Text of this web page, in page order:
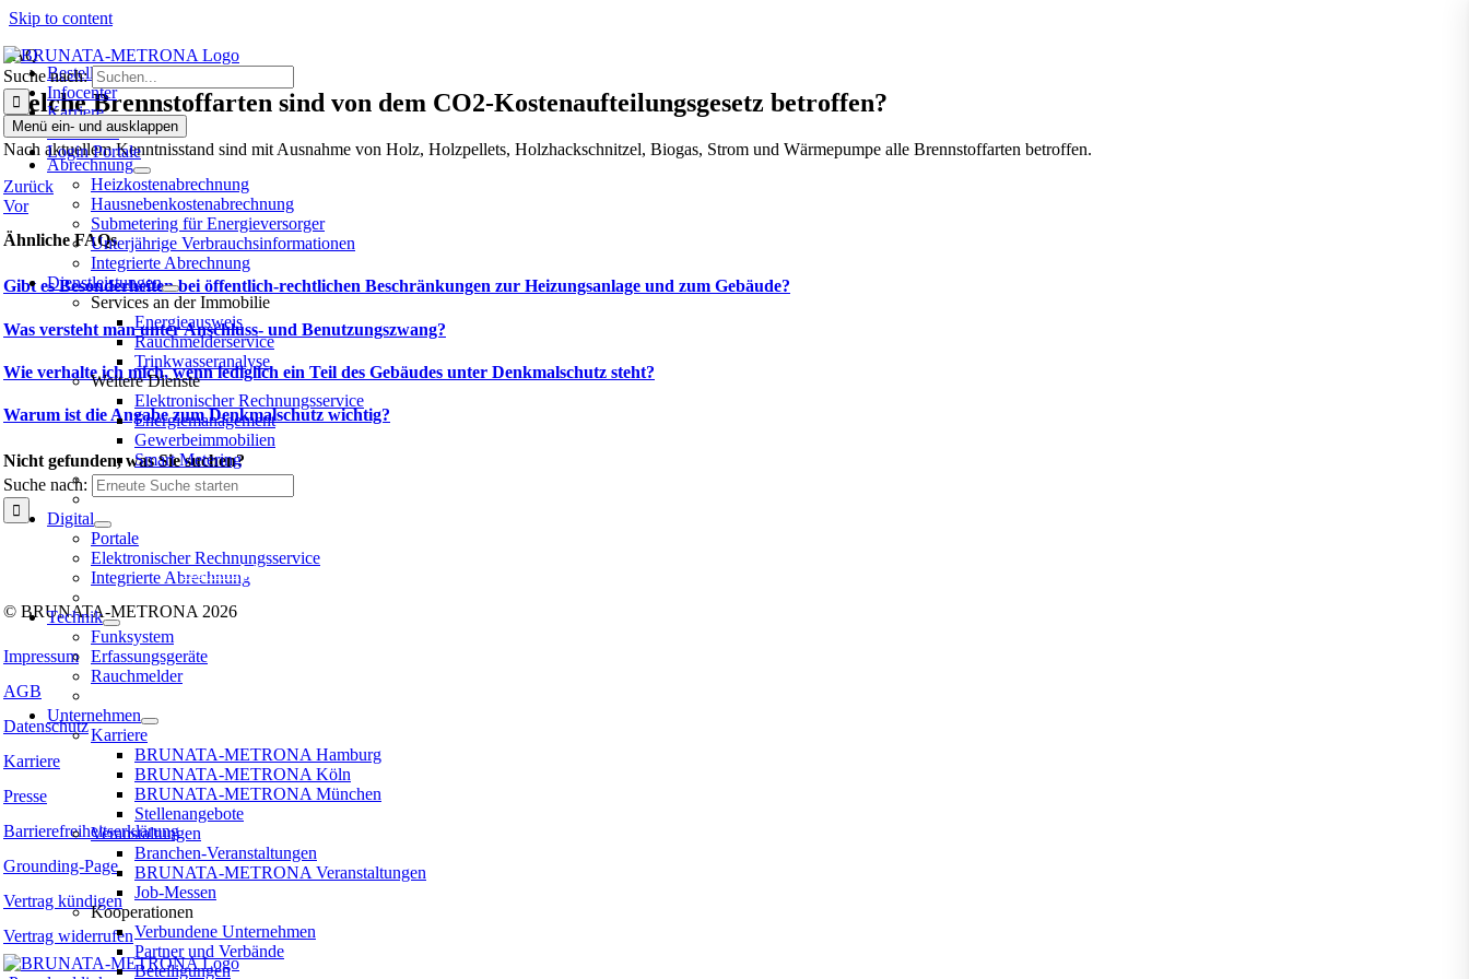
Skip to content
Bestellen
Infocenter
Karriere
Bewohner
Login Portale
Suche nach:
Menü ein- und ausklappen
Abrechnung
Heizkostenabrechnung
Hausneben­kosten­abrechnung
Submetering für Energieversorger
Unterjährige Verbrauchsinformationen
Integrierte Abrechnung
Dienstleistungen
Services an der Immobilie
Energieausweis
Rauchmelderservice
Trinkwasseranalyse
Weitere Dienste
Elektronischer Rechnungsservice
Energiemanagement
Gewerbeimmobilien
Smart Metering
Digital
Portale
Elektronischer Rechnungsservice
Integrierte Abrechnung
Technik
Funksystem
Erfassungsgeräte
Rauchmelder
Unternehmen
Karriere
BRUNATA-METRONA Hamburg
BRUNATA-METRONA Köln
BRUNATA-METRONA München
Stellenangebote
Veranstaltungen
Branchen-Veranstaltungen
BRUNATA-METRONA Veranstaltungen
Job-Messen
Kooperationen
Verbundene Unternehmen
Partner und Verbände
Beteiligungen
FAQ
Welche Brennstoffarten sind von dem CO2-Kostenaufteilungsgesetz betroffen?
Nach aktuellem Kenntnisstand sind mit Ausnahme von Holz, Holzpellets, Holzhackschnitzel, Biogas, Strom und Wärmepumpe alle Brennstoffarten betroffen.
Zurück
Vor
Ähnliche FAQs
Gibt es Besonderheiten bei öffentlich-rechtlichen Beschränkungen zur Heizungsanlage und zum Gebäude?
Was versteht man unter Anschluss- und Benutzungszwang?
Wie verhalte ich mich, wenn lediglich ein Teil des Gebäudes unter Denkmalschutz steht?
Warum ist die Angabe zum Denkmalschutz wichtig?
Nicht gefunden, was Sie suchen?
Suche nach:
Folgen Sie uns auf:
Instagram Kununu LinkedIn
© BRUNATA-METRONA 2026
Impressum
AGB
Datenschutz
Karriere
Presse
Barrierefreiheitserklärung
Grounding-Page
Vertrag kündigen
Vertrag widerrufen